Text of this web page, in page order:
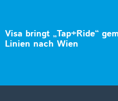
Visa bringt „Tap+Ride“
Linien nach Wien